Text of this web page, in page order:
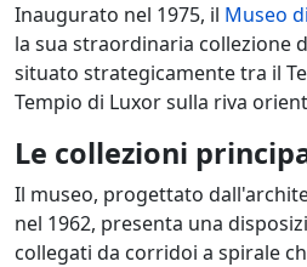
Inaugurato nel 1975, il Museo
la sua straordinaria collezione
situato strategicamente tra il
Tempio di Luxor sulla riva
Le collezioni
Il museo, progettato
nel 1962, presenta una
collegati da corridoi a spirale